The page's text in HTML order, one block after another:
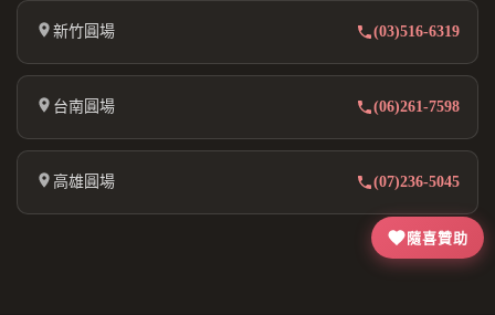
隨喜贊助
新竹圓場 (03)516-6319
台南圓場 (06)261-7598
高雄圓場 (07)236-5045